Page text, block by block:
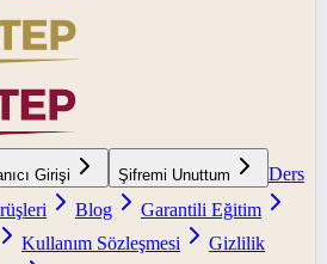
Girişi Şifremi Unuttum
Ders
Blog
Garantili Eğitim
Kullanım Sözleşmesi
Gizlilik